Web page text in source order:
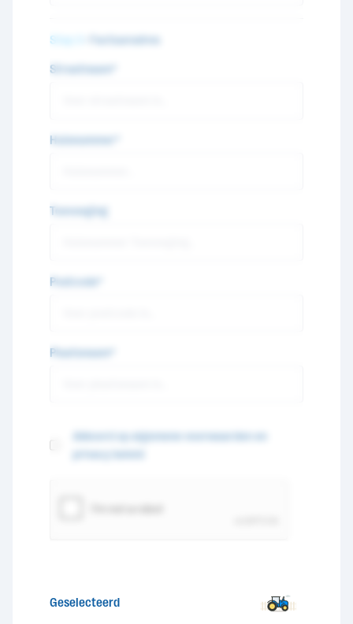
Stap 3
Straatnaam*
Huisnummer*
Toevoeging
Postcode*
Plaatsnaam*
Akkoord op algemene voorwaarden en
Geselecteerd